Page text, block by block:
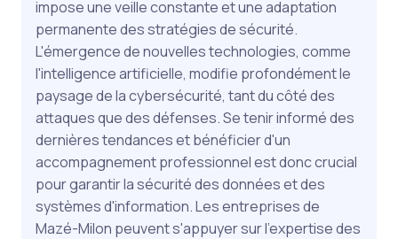
impose une veille constante et une adaptation
permanente des stratégies de sécurité.
L'émergence de nouvelles technologies, comme
l'intelligence artificielle, modifie profondément le
paysage de la cybersécurité, tant du côté des
attaques que des défenses. Se tenir informé des
dernières tendances et bénéficier d'un
accompagnement professionnel est donc crucial
pour garantir la sécurité des données et des
systèmes d'information. Les entreprises de
Mazé-Milon peuvent s'appuyer sur l'expertise des